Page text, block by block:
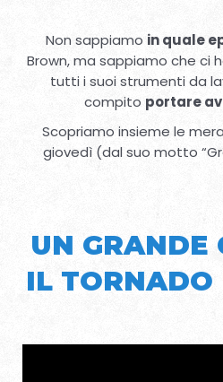
Non sappiamo in quale
Brown, ma sappiamo che ci
tutti i suoi strumenti da
compito portare
Scopriamo insieme le
giovedì (dal suo motto
UN GRANDE
IL TORNADO